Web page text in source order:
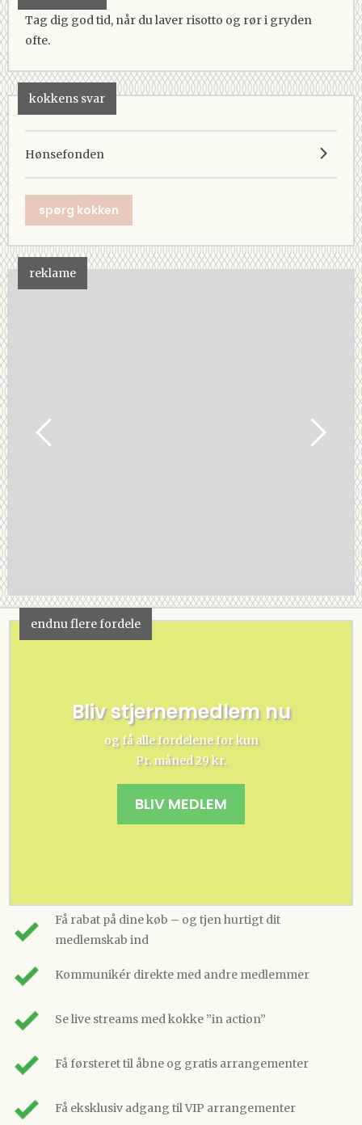
Tag dig god tid, når du laver risotto og rør i gryden
ofte.
kokkens svar
Hønsefonden
spørg kokken
reklame
endnu flere fordele
Bliv stjernemedlem nu
og få alle fordelene for kun
Pr. måned 29 kr.
BLIV MEDLEM
Få rabat på dine køb – og tjen hurtigt dit
medlemskab ind
Kommunikér direkte med andre medlemmer
Se live streams med kokke ”in action”
Få førsteret til åbne og gratis arrangementer
Få eksklusiv adgang til VIP arrangementer